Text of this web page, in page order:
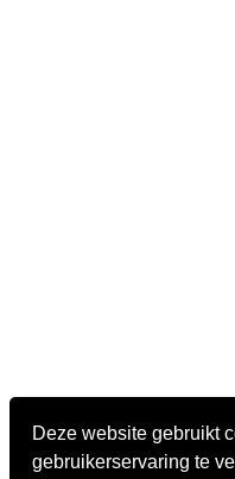
Deze website gebruikt
gebruikerservaring te